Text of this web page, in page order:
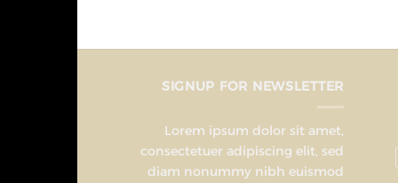
SIGNUP FOR NEWSLETTER
Lorem ipsum dolor sit amet,
consectetuer adipiscing elit, sed
diam nonummy nibh euismod